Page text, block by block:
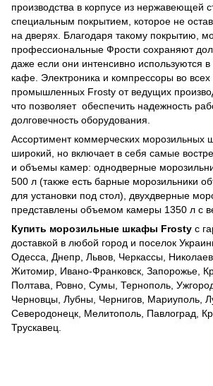
производства в корпусе из нержавеющей
специальным покрытием, которое не
на дверях. Благодаря такому покрытию,
профессиональные Фрости сохраняют
даже если они интенсивно используются в
кафе. Электроника и компрессоры во всех
промышленных Frosty от ведущих
что позволяет обеспечить надежность
долговечность оборудования.
Ассортимент коммерческих морозильных
широкий, но включает в себя самые
и объемы камер: однодверные
500 л (также есть барные морозильники
для установки под стол), двухдверные
представлены объемом камеры 1350 л с
Купить морозильные шкафы Frosty с
доставкой в любой город и поселок
Одесса, Днепр, Львов, Черкассы,
Житомир, Ивано-Франковск, Запорожье,
Полтава, Ровно, Сумы, Тернополь,
Черновцы, Лубны, Чернигов, Мариуполь,
Северодонецк, Мелитополь, Павлоград,
Трускавец.